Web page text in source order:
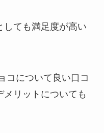
しても満足度が高い
コについて良い口コ
メリットについても